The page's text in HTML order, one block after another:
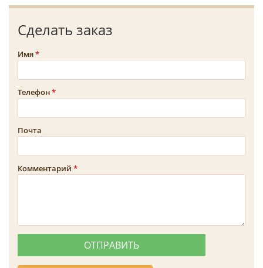
Сделать заказ
Имя
Телефон
Почта
Комментарий